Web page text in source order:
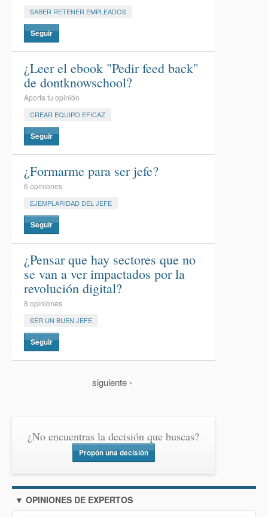
SABER RETENER EMPLEADOS
Seguir
¿Leer el ebook "Pedir feed back"
de dontknowschool?
Aporta tu opinión
CREAR EQUIPO EFICAZ
Seguir
¿Formarme para ser jefe?
6 opiniones
EJEMPLARIDAD DEL JEFE
Seguir
¿Pensar que hay sectores que no
se van a ver impactados por la
revolución digital?
8 opiniones
SER UN BUEN JEFE
Seguir
siguiente ›
¿No encuentras la decisión que buscas?
Propón una decisión
▼ OPINIONES DE EXPERTOS